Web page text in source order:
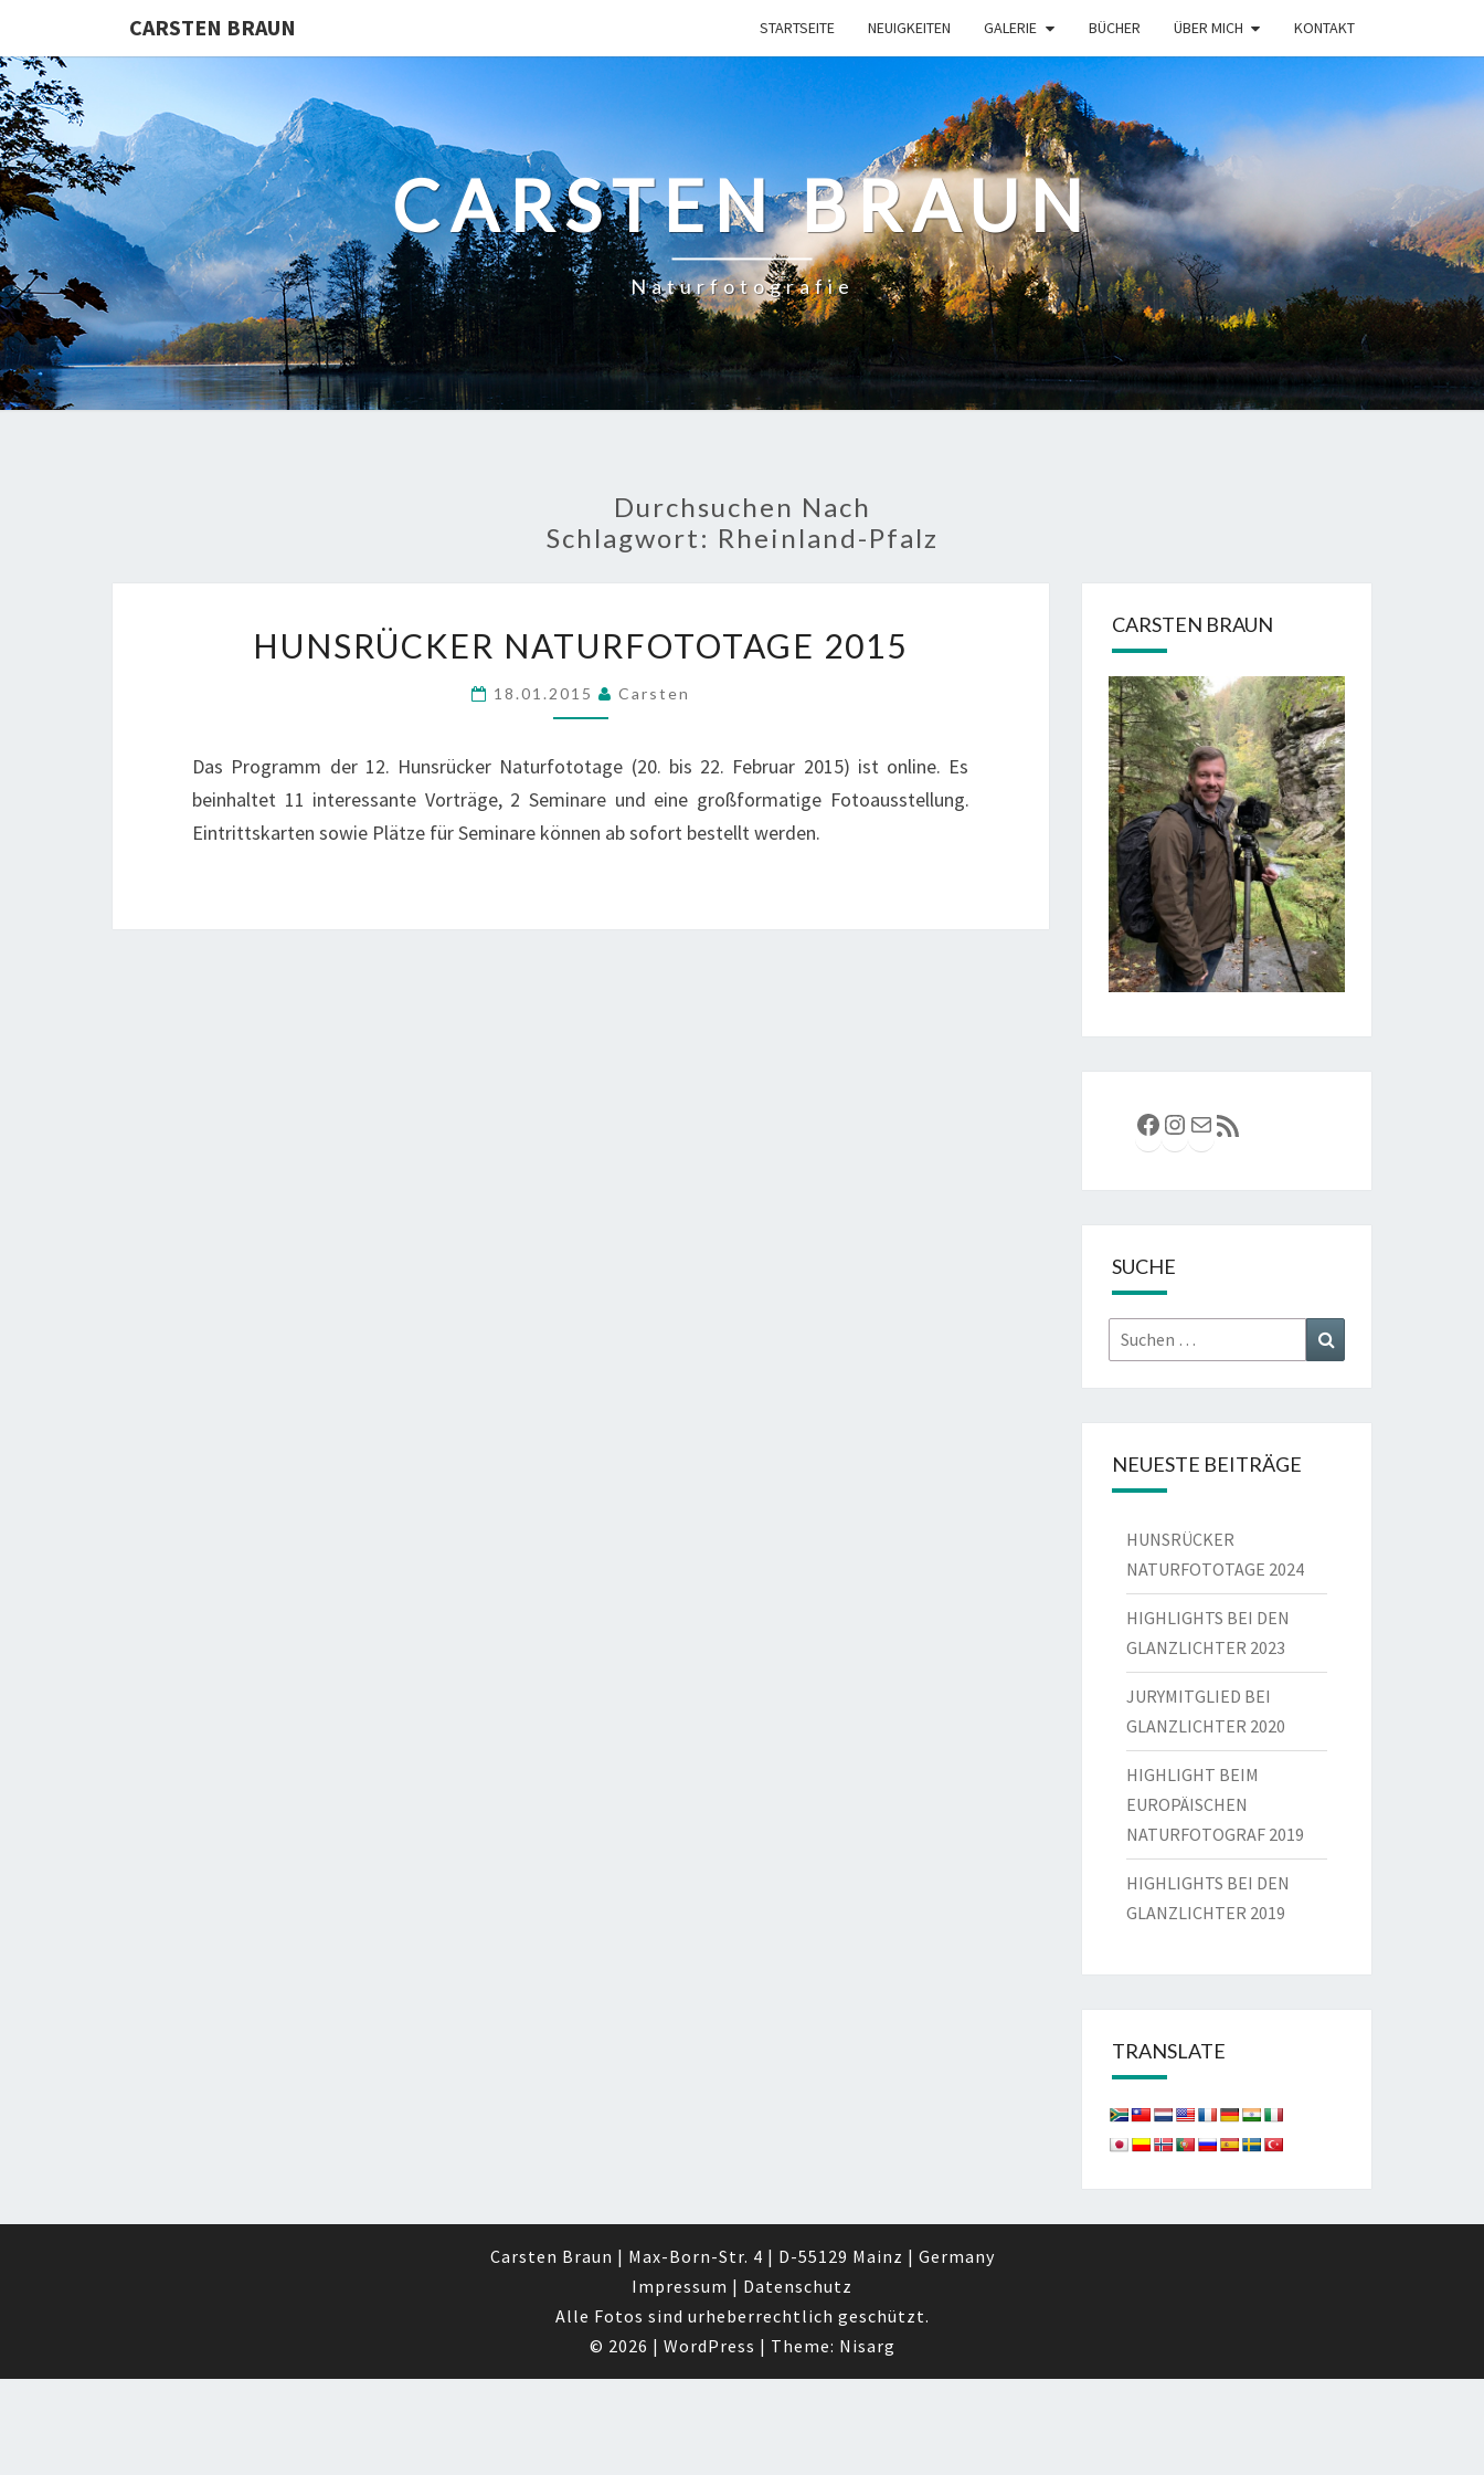
CARSTEN BRAUN STARTSEITE NEUIGKEITEN GALERIE BÜCHER ÜBER MICH KONTAKT
CARSTEN BRAUN
Naturfotografie
Durchsuchen Nach
Schlagwort: Rheinland-Pfalz
NATURFOTOTAGE
2015
HUNSRÜCKER NATURFOTOTAGE 2015
18.01.2015 Carsten
Das Programm der 12. Hunsrücker Naturfototage (20. bis 22. Februar 2015) ist online. Es
beinhaltet 11 interessante Vorträge, 2 Seminare und eine großformatige Fotoausstellung.
Eintrittskarten sowie Plätze für Seminare können ab sofort bestellt werden.
CARSTEN BRAUN
Facebook
Instagram
E-MailRSS-Feed
SUCHE
Suchen
nach:
NEUESTE BEITRÄGE
HUNSRÜCKER
NATURFOTOTAGE 2024
HIGHLIGHTS BEI DEN
GLANZLICHTER 2023
JURYMITGLIED BEI
GLANZLICHTER 2020
HIGHLIGHT BEIM
EUROPÄISCHEN
NATURFOTOGRAF 2019
HIGHLIGHTS BEI DEN
GLANZLICHTER 2019
TRANSLATE
Carsten Braun | Max-Born-Str. 4 | D-55129 Mainz | Germany
Impressum | Datenschutz
Alle Fotos sind urheberrechtlich geschützt.
© 2026 | WordPress | Theme: Nisarg